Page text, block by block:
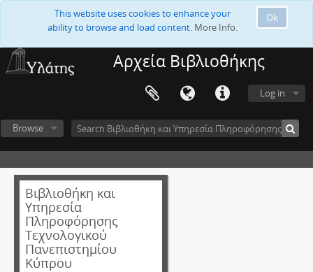
Ok
This website uses cookies to enhance your
ability to browse and load content. More Info.
Αρχεία Βιβλιοθήκης
Log in
Browse
Βιβλιοθήκη και
Υπηρεσία
Πληροφόρησης
Τεχνολογικού
Πανεπιστημίου
Κύπρου